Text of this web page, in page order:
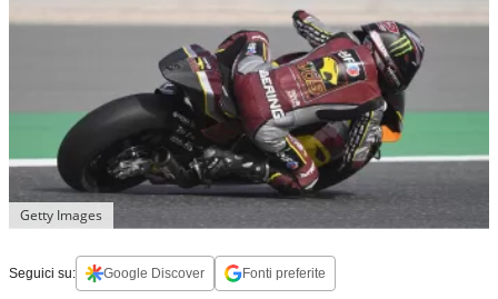
Getty Images
Seguici su: Google Discover Fonti preferite